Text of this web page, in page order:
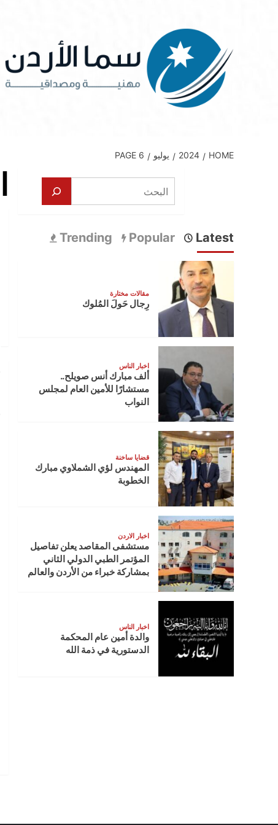
HOME
2024 يوليو PAGE 6
البحث
Latest
Popular
Trending
مقالات مختارة
رِجال حَولَ المُلوك
اخبار الناس
ألف مبارك أنس صويلح..
مستشارًا للأمين العام لمجلس
النواب
قضايا ساخنة
المهندس لؤي الشملاوي مبارك
الخطوبة
اخبار الاردن
مستشفى المقاصد يعلن تفاصيل
المؤتمر الطبي الدولي الثاني
بمشاركة خبراء من الأردن والعالم
اخبار الناس
والدة أمين عام المحكمة
الدستورية في ذمة الله